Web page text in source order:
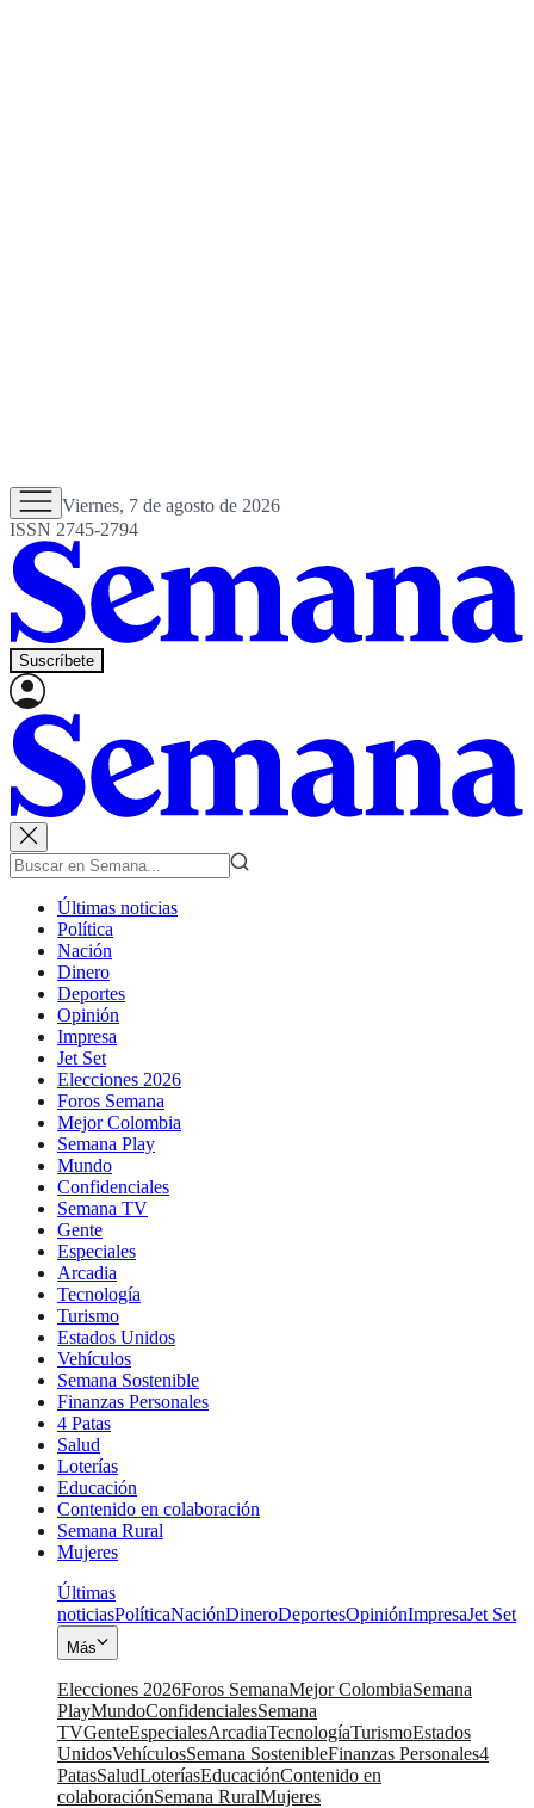
Viernes, 7 de agosto de 2026
ISSN 2745-2794
Suscríbete
Últimas noticias
Política
Nación
Dinero
Deportes
Opinión
Impresa
Jet Set
Elecciones 2026
Foros Semana
Mejor Colombia
Semana Play
Mundo
Confidenciales
Semana TV
Gente
Especiales
Arcadia
Tecnología
Turismo
Estados Unidos
Vehículos
Semana Sostenible
Finanzas Personales
4 Patas
Salud
Loterías
Educación
Contenido en colaboración
Semana Rural
Mujeres
Últimas
noticiasPolíticaNaciónDineroDeportesOpiniónImpresaJet Set
Más
Elecciones 2026Foros SemanaMejor ColombiaSemana
PlayMundoConfidencialesSemana
TVGenteEspecialesArcadiaTecnologíaTurismoEstados
UnidosVehículosSemana SostenibleFinanzas Personales4
PatasSaludLoteríasEducaciónContenido en
colaboraciónSemana RuralMujeres